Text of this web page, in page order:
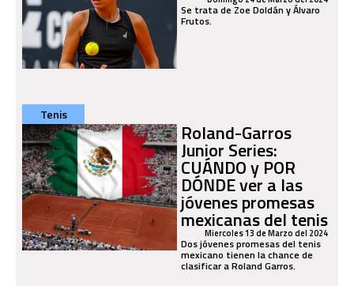
Se trata de Zoe Doldán y Álvaro
Frutos.
Tenis
Roland-Garros
Junior Series:
CUÁNDO y POR
DÓNDE ver a las
jóvenes promesas
mexicanas del tenis
Miercoles 13 de Marzo del 2024
Dos jóvenes promesas del tenis
mexicano tienen la chance de
clasificar a Roland Garros.